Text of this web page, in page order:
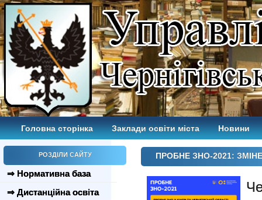
Головна сторінка Заклади освіти міста Новини
РОЗДІЛИ САЙТУ
⇒ Нормативна база
⇒ Дистанційна освіта
ПРОБНЕ ЗНО-2021: